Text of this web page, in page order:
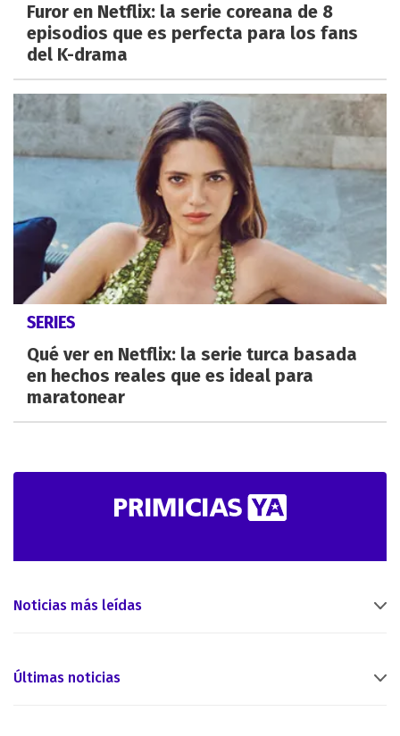
Furor en Netflix: la serie coreana de 8
episodios que es perfecta para los fans
del K-drama
SERIES
Qué ver en Netflix: la serie turca basada
en hechos reales que es ideal para
maratonear
Noticias más leídas
Últimas noticias